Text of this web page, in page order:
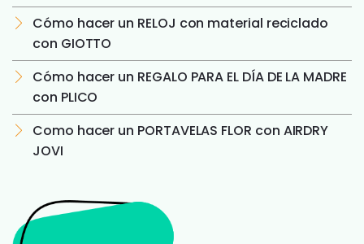
Cómo hacer un RELOJ con material reciclado
con GIOTTO
Cómo hacer un REGALO PARA EL DÍA DE LA MADRE
con PLICO
Como hacer un PORTAVELAS FLOR con AIRDRY
JOVI